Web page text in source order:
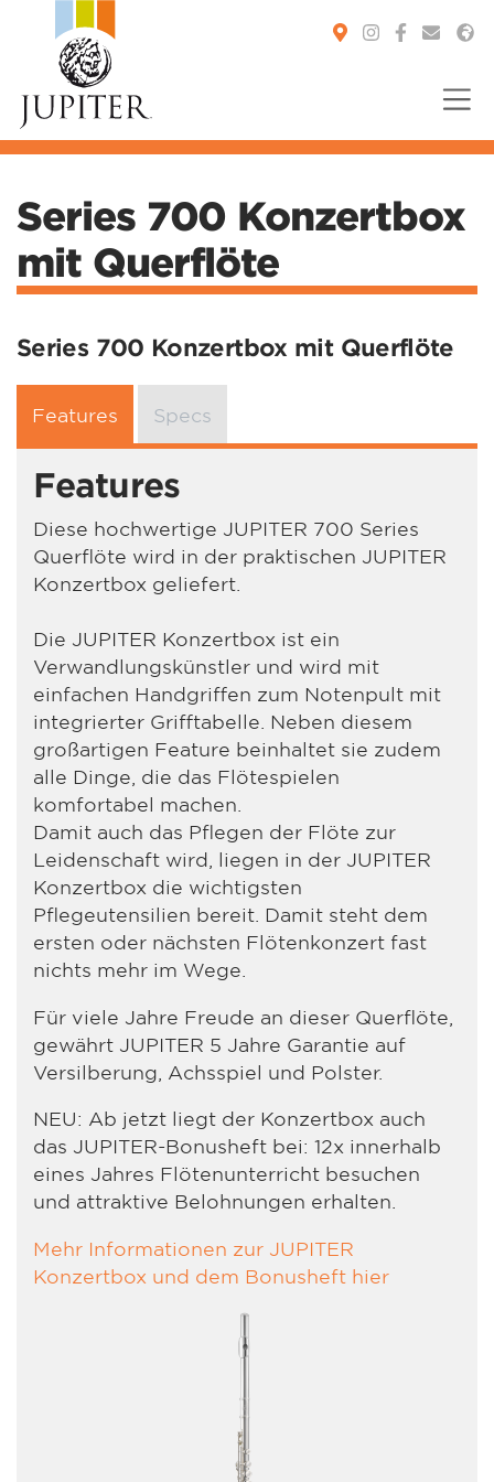
Series 700 Konzertbox
mit Querflöte
Series 700 Konzertbox mit Querflöte
Features Specs
Features
Diese hochwertige JUPITER 700 Series
Querflöte wird in der praktischen JUPITER
Konzertbox geliefert.
Die JUPITER Konzertbox ist ein
Verwandlungskünstler und wird mit
einfachen Handgriffen zum Notenpult mit
integrierter Grifftabelle. Neben diesem
großartigen Feature beinhaltet sie zudem
alle Dinge, die das Flötespielen
komfortabel machen.
Damit auch das Pflegen der Flöte zur
Leidenschaft wird, liegen in der JUPITER
Konzertbox die wichtigsten
Pflegeutensilien bereit. Damit steht dem
ersten oder nächsten Flötenkonzert fast
nichts mehr im Wege.
Für viele Jahre Freude an dieser Querflöte,
gewährt JUPITER 5 Jahre Garantie auf
Versilberung, Achsspiel und Polster.
NEU: Ab jetzt liegt der Konzertbox auch
das JUPITER-Bonusheft bei: 12x innerhalb
eines Jahres Flötenunterricht besuchen
und attraktive Belohnungen erhalten.
Mehr Informationen zur JUPITER
Konzertbox und dem Bonusheft hier